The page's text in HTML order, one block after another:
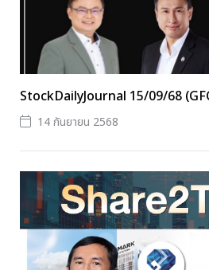
StockDailyJournal 15/09/68
14 กันยายน 2568